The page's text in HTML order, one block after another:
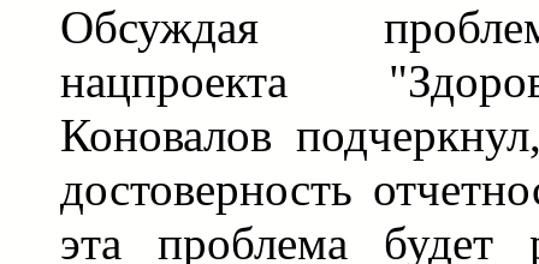
Обсуждая
нацпроекта
Коновалов
достоверность
эта проблема будет